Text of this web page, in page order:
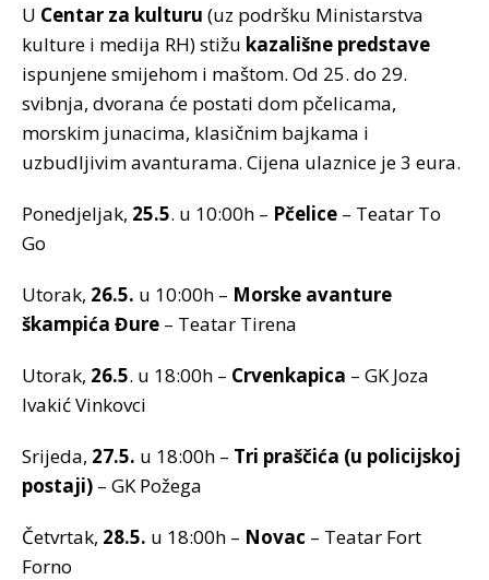
U Centar za kulturu (uz podršku Ministarstva
kulture i medija RH) stižu kazališne predstave
ispunjene smijehom i maštom. Od 25. do 29.
svibnja, dvorana će postati dom pčelicama,
morskim junacima, klasičnim bajkama i
uzbudljivim avanturama. Cijena ulaznice je 3 eura.
Ponedjeljak, 25.5. u 10:00h – Pčelice – Teatar To
Go
Utorak, 26.5. u 10:00h – Morske avanture
škampića Đure – Teatar Tirena
Utorak, 26.5. u 18:00h – Crvenkapica – GK Joza
Ivakić Vinkovci
Srijeda, 27.5. u 18:00h – Tri praščića (u policijskoj
postaji) – GK Požega
Četvrtak, 28.5. u 18:00h – Novac – Teatar Fort
Forno